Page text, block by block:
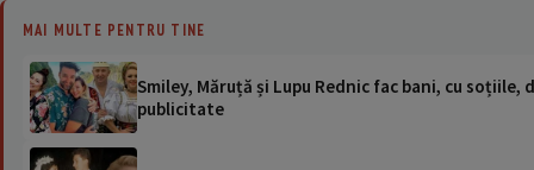
MAI MULTE PENTRU TINE
Smiley, Măruță și Lupu Rednic fac bani, cu
publicitate